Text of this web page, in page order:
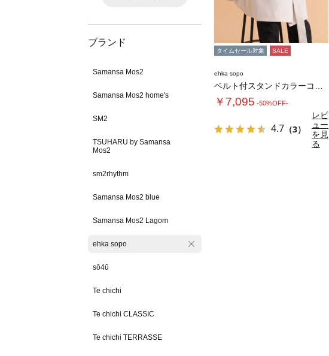
ブランド
Samansa Mos2
Samansa Mos2 home's
SM2
TSUHARU by Samansa
Mos2
sm2rhythm
Samansa Mos2 blue
Samansa Mos2 Lagom
ehka sopo
sō4ū
Te chichi
Te chichi CLASSIC
Te chichi TERRASSE
タイムセール対象 SALE
ehka sopo
￥7,095 -50%OFF-
4.7 （3）
レビ
ュー
を見
る